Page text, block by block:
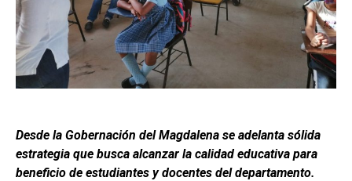
Desde la Gobernación del Magdalena se adelanta sólida
estrategia que busca alcanzar la calidad educativa para
beneficio de estudiantes y docentes del departamento.